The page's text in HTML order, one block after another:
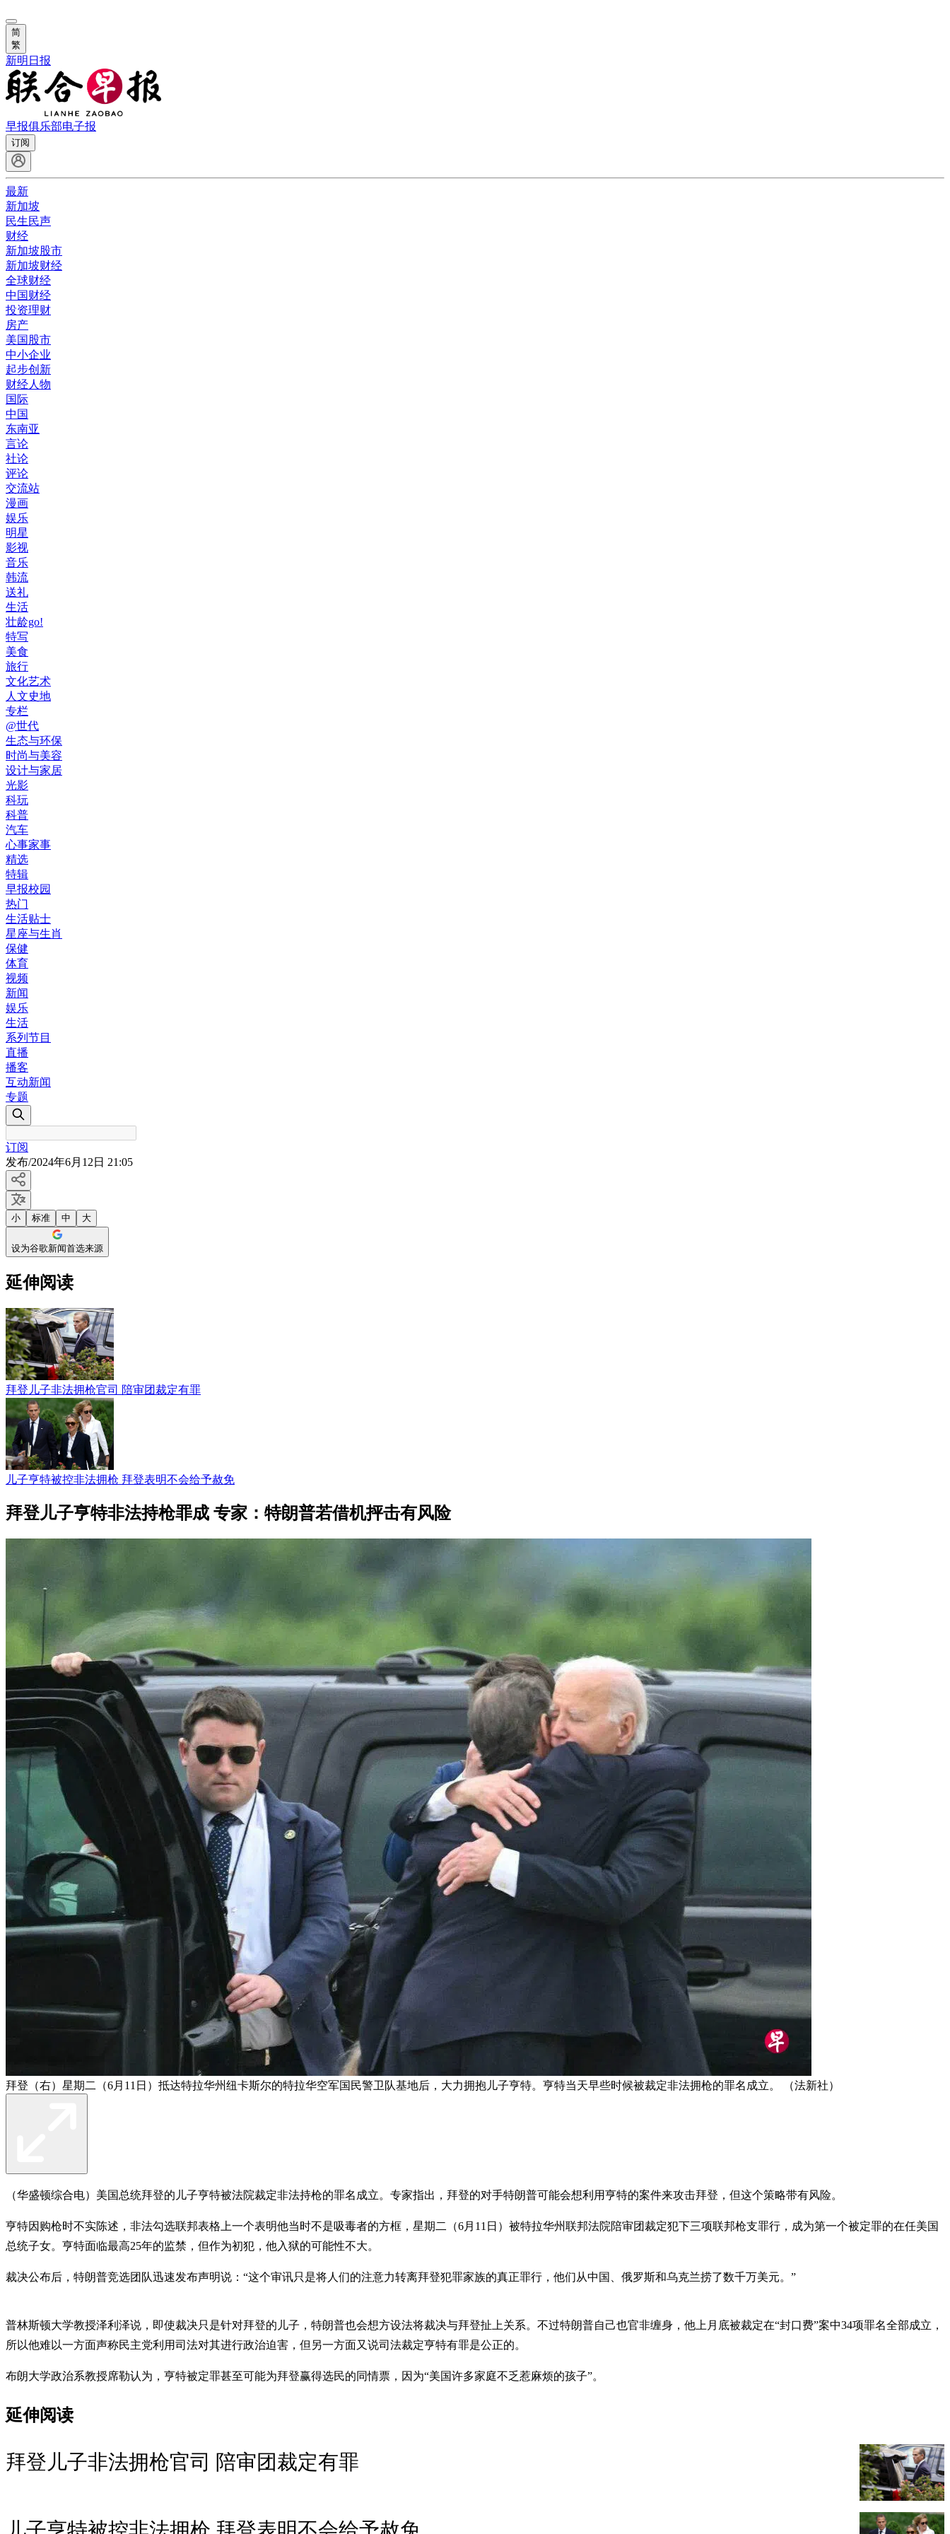
简
繁
新明日报
早报俱乐部电子报
订阅
最新
新加坡
民生民声
财经
新加坡股市
新加坡财经
全球财经
中国财经
投资理财
房产
美国股市
中小企业
起步创新
财经人物
国际
中国
东南亚
言论
社论
评论
交流站
漫画
娱乐
明星
影视
音乐
韩流
送礼
生活
壮龄go!
特写
美食
旅行
文化艺术
人文史地
专栏
@世代
生态与环保
时尚与美容
设计与家居
光影
科玩
科普
汽车
心事家事
精选
特辑
早报校园
热门
生活贴士
星座与生肖
保健
体育
视频
新闻
娱乐
生活
系列节目
直播
播客
互动新闻
专题
订阅
发布/2024年6月12日 21:05
小 标准 中 大
设为谷歌新闻首选来源
延伸阅读
拜登儿子非法拥枪官司 陪审团裁定有罪
儿子亨特被控非法拥枪 拜登表明不会给予赦免
拜登儿子亨特非法持枪罪成 专家：特朗普若借机抨击有风险
拜登（右）星期二（6月11日）抵达特拉华州纽卡斯尔的特拉华空军国民警卫队基地后，大力拥抱儿子亨特。亨特当天早些时候被裁定非法拥枪的罪名成立。 （法新社）
（华盛顿综合电）美国总统拜登的儿子亨特被法院裁定非法持枪的罪名成立。专家指出，拜登的对手特朗普可能会想利用亨特的案件来攻击拜登，但这个策略带有风险。
亨特因购枪时不实陈述，非法勾选联邦表格上一个表明他当时不是吸毒者的方框，星期二（6月11日）被特拉华州联邦法院陪审团裁定犯下三项联邦枪支罪行，成为第一个被定罪的在任美国
总统子女。亨特面临最高25年的监禁，但作为初犯，他入狱的可能性不大。
裁决公布后，特朗普竞选团队迅速发布声明说：“这个审讯只是将人们的注意力转离拜登犯罪家族的真正罪行，他们从中国、俄罗斯和乌克兰捞了数千万美元。”
普林斯顿大学教授泽利泽说，即使裁决只是针对拜登的儿子，特朗普也会想方设法将裁决与拜登扯上关系。不过特朗普自己也官非缠身，他上月底被裁定在“封口费”案中34项罪名全部成立，
所以他难以一方面声称民主党利用司法对其进行政治迫害，但另一方面又说司法裁定亨特有罪是公正的。
布朗大学政治系教授席勒认为，亨特被定罪甚至可能为拜登赢得选民的同情票，因为“美国许多家庭不乏惹麻烦的孩子”。
延伸阅读
拜登儿子非法拥枪官司 陪审团裁定有罪